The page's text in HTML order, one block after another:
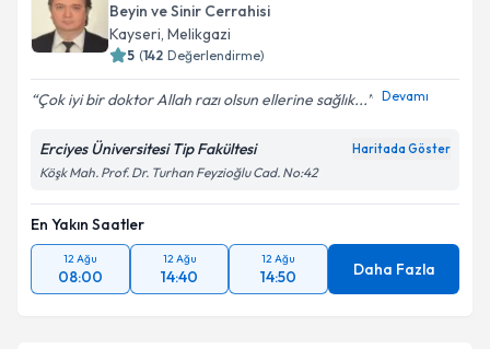
Beyin ve Sinir Cerrahisi
Kayseri, Melikgazi
5 (142 Değerlendirme)
Çok iyi bir doktor Allah razı olsun ellerine sağlık... Devamı
Erciyes Üniversitesi Tip Fakültesi Haritada Göster
Köşk Mah. Prof. Dr. Turhan Feyzioğlu Cad. No:42
En Yakın Saatler
12 Ağu
08:00
12 Ağu
14:40
12 Ağu
14:50 Daha Fazla